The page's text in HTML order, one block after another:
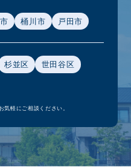
桶川市 戸田市
杉並区
世田谷区
軽にご相談ください。